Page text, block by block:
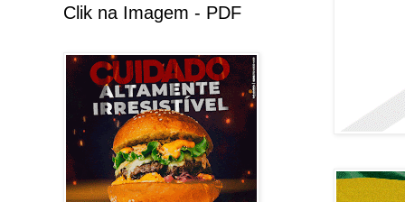
Clik na Imagem - PDF